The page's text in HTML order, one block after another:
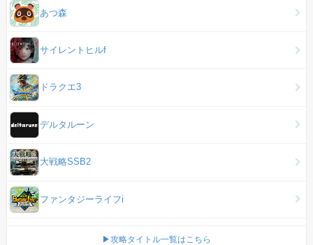
あつ森
サイレントヒルf
ドラクエ3
デルタルーン
大戦略SSB2
ファンタジーライフi
▶攻略タイトル一覧はこちら